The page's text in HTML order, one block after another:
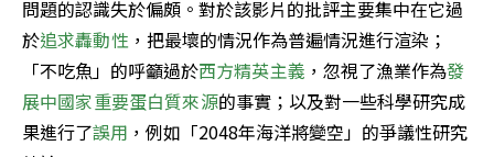
問題的認識失於偏頗。對於該影片的批評主要集中在它過
於追求轟動性，把最壞的情況作為普遍情況進行渲染；
「不吃魚」的呼籲過於西方精英主義 ，忽視了漁業作為發
展中國家重要蛋白質來源的事實；以及對一些科學研究成
果進行了誤用 ，例如「2048年海洋將變空」的爭議性研究